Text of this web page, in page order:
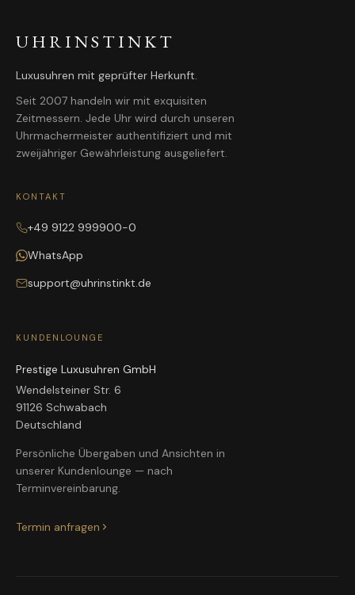
UHRINSTINKT
Luxusuhren mit geprüfter Herkunft.
Seit 2007 handeln wir mit exquisiten
Zeitmessern. Jede Uhr wird durch unseren
Uhrmachermeister authentifiziert und mit
zweijähriger Gewährleistung ausgeliefert.
KONTAKT
+49 9122 999900-0
WhatsApp
support@uhrinstinkt.de
KUNDENLOUNGE
Prestige Luxusuhren GmbH
Wendelsteiner Str. 6
91126 Schwabach
Deutschland
Persönliche Übergaben und Ansichten in
unserer Kundenlounge — nach
Terminvereinbarung.
Termin anfragen